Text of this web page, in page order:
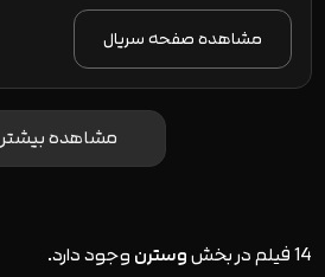
مشاهده صفحه سریال
مشاهده بیشتر
14 فیلم در بخش وسترنوجود دارد.